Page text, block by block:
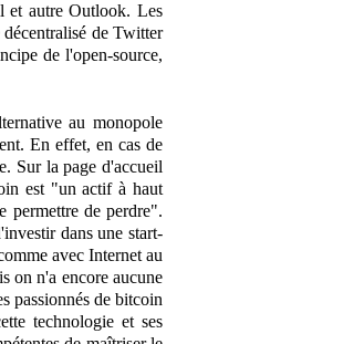
et autre Outlook. Les
de Twitter
de l'open-source,
au monopole
En effet, en cas de
Sur la page d'accueil
est "un actif à haut
permettre de perdre".
dans une start-
avec Internet au
on n'a encore aucune
passionnés de bitcoin
technologie et ses